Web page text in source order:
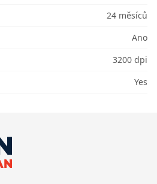
24 měsíců
Ano
3200 dpi
Yes